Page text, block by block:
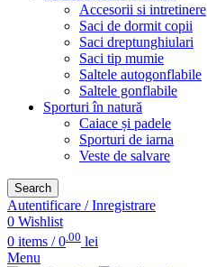
Accesorii si intretinere
Saci de dormit copii
Saci dreptunghiulari
Saci tip mumie
Saltele autogonflabile
Saltele gonflabile
Sporturi în natură
Caiace și padele
Sporturi de iarna
Veste de salvare
Search
Autentificare / Inregistrare
0 Wishlist
0 items / 0.00 lei
Menu